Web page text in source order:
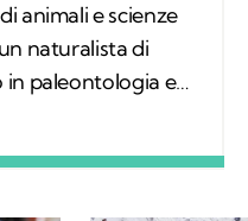
animali e scienze
naturalista di
in paleontologia e
venuto spontaneo
andassi, per poi